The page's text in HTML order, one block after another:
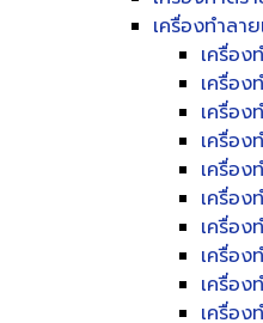
เครื่องทำลา
เครื่อง
เครื่อง
เครื่อง
เครื่อง
เครื่อง
เครื่อง
เครื่อง
เครื่อง
เครื่อง
เครื่อง